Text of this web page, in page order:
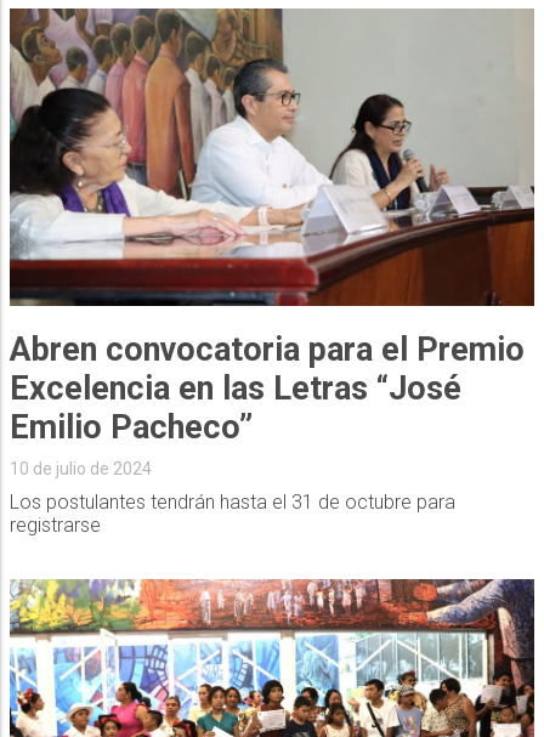
Abren convocatoria para el Premio
Excelencia en las Letras “José
Emilio Pacheco”
10 de julio de 2024
Los postulantes tendrán hasta el 31 de octubre para
registrarse